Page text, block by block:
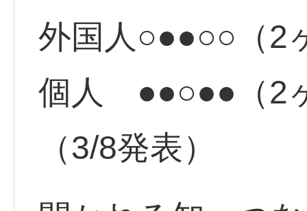
外国人○●●○○（2
個人 ●●○●●（2
（3/8発表）